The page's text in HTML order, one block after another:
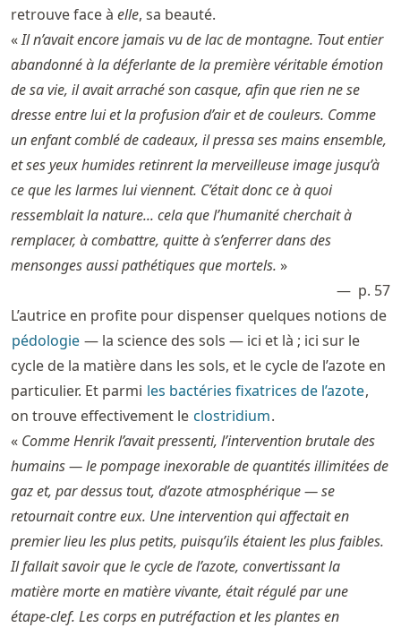
retrouve face à elle, sa beauté.
«Il n’avait encore jamais vu de lac de montagne. Tout entier
abandonné à la déferlante de la première véritable émotion
de sa vie, il avait arraché son casque, afin que rien ne se
dresse entre lui et la profusion d’air et de couleurs. Comme
un enfant comblé de cadeaux, il pressa ses mains ensemble,
et ses yeux humides retinrent la merveilleuse image jusqu’à
ce que les larmes lui viennent. C’était donc ce à quoi
ressemblait la nature... cela que l’humanité cherchait à
remplacer, à combattre, quitte à s’enferrer dans des
mensonges aussi pathétiques que mortels. »
p. 57
L’autrice en profite pour dispenser quelques notions de
pédologie — la science des sols — ici et là ; ici sur le
cycle de la matière dans les sols, et le cycle de l’azote en
particulier. Et parmi les bactéries fixatrices de l’azote,
on trouve effectivement le clostridium.
« Comme Henrik l’avait pressenti, l’intervention brutale des
humains — le pompage inexorable de quantités illimitées de
gaz et, par dessus tout, d’azote atmosphérique — se
retournait contre eux. Une intervention qui affectait en
premier lieu les plus petits, puisqu’ils étaient les plus faibles.
Il fallait savoir que le cycle de l’azote, convertissant la
matière morte en matière vivante, était régulé par une
étape-clef. Les corps en putréfaction et les plantes en